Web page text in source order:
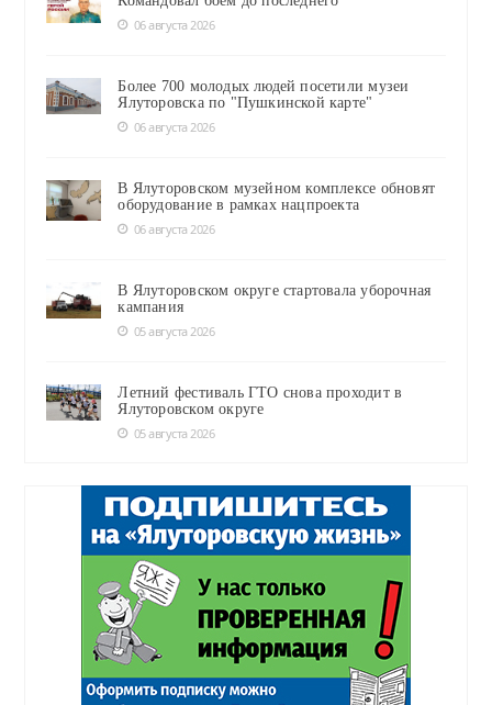
06 августа 2026
Более 700 молодых людей посетили музеи
Ялуторовска по "Пушкинской карте"
06 августа 2026
В Ялуторовском музейном комплексе обновят
оборудование в рамках нацпроекта
06 августа 2026
В Ялуторовском округе стартовала уборочная
кампания
05 августа 2026
Летний фестиваль ГТО снова проходит в
Ялуторовском округе
05 августа 2026